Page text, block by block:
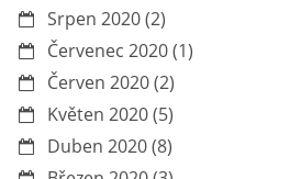
Srpen 2020(2)
Červenec 2020(1)
Červen 2020(2)
Květen 2020(5)
Duben 2020(8)